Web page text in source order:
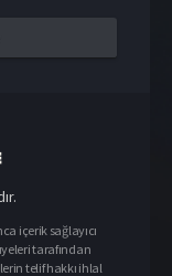
içerik sağlayıcı
tarafından
telif hakkı ihlal